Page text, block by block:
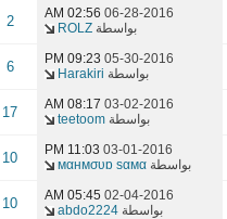
06-28-2016
02:56 AM
بواسطة ROLZ
2
05-30-2016
09:23 PM
بواسطة Harakiri
6
03-02-2016
08:17 AM
بواسطة teetoom
17
03-01-2016
11:03 PM
بواسطة мαнмσυɒ sαмα
10
02-04-2016
05:45 AM
بواسطة abdo2224
10